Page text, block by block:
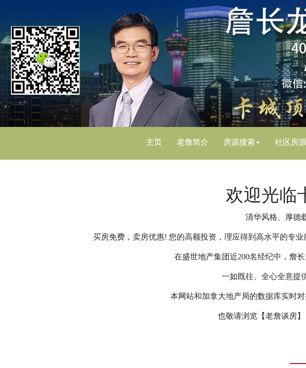
主页 老詹简介 房源搜索 社区房源
欢迎光临
清华风格、厚德
买房免费，卖房优惠! 您的高额投资，理应得到高水平的专
在盛世地产集团近200名经纪中，詹
一如既往、全心全意提
本网站和加拿大地产局的数据库实时
也敬请浏览【老詹谈房